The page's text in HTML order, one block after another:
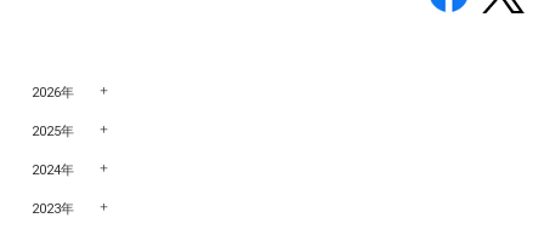
2026年
2025年
2024年
2023年